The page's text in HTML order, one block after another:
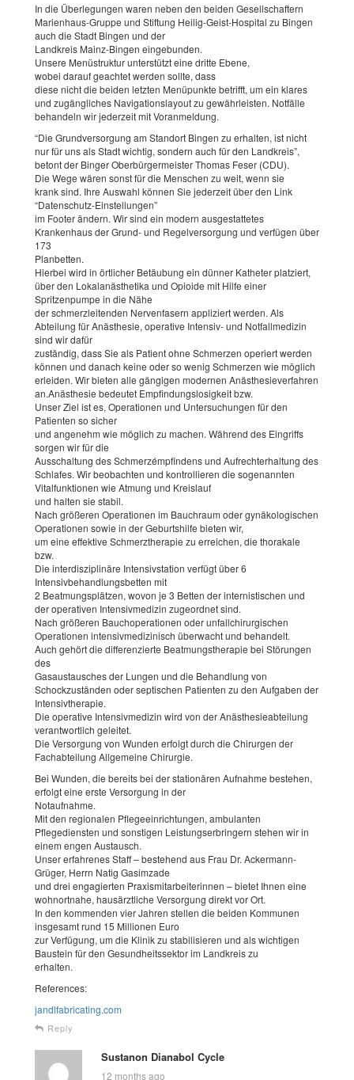
In die Überlegungen waren neben den beiden Gesellschaftern
Marienhaus-Gruppe und Stiftung Heilig-Geist-Hospital zu Bingen
auch die Stadt Bingen und der
Landkreis Mainz-Bingen eingebunden.
Unsere Menüstruktur unterstützt eine dritte Ebene,
wobei darauf geachtet werden sollte, dass
diese nicht die beiden letzten Menüpunkte betrifft, um ein klares
und zugängliches Navigationslayout zu gewährleisten. Notfälle
behandeln wir jederzeit mit Voranmeldung.
“Die Grundversorgung am Standort Bingen zu erhalten, ist nicht
nur für uns als Stadt wichtig, sondern auch für den Landkreis”,
betont der Binger Oberbürgermeister Thomas Feser (CDU).
Die Wege wären sonst für die Menschen zu weit, wenn sie
krank sind. Ihre Auswahl können Sie jederzeit über den Link
“Datenschutz-Einstellungen”
im Footer ändern. Wir sind ein modern ausgestattetes
Krankenhaus der Grund- und Regelversorgung und verfügen über
173
Planbetten.
Hierbei wird in örtlicher Betäubung ein dünner Katheter platziert,
über den Lokalanästhetika und Opioide mit Hilfe einer
Spritzenpumpe in die Nähe
der schmerzleitenden Nervenfasern appliziert werden. Als
Abteilung für Anästhesie, operative Intensiv- und Notfallmedizin
sind wir dafür
zuständig, dass Sie als Patient ohne Schmerzen operiert werden
können und danach keine oder so wenig Schmerzen wie möglich
erleiden. Wir bieten alle gängigen modernen Anästhesieverfahren
an.Anästhesie bedeutet Empfindungslosigkeit bzw.
Unser Ziel ist es, Operationen und Untersuchungen für den
Patienten so sicher
und angenehm wie möglich zu machen. Während des Eingriffs
sorgen wir für die
Ausschaltung des Schmerzémpfindens und Aufrechterhaltung des
Schlafes. Wir beobachten und kontrollieren die sogenannten
Vitalfunktionen wie Atmung und Kreislauf
und halten sie stabil.
Nach größeren Operationen im Bauchraum oder gynäkologischen
Operationen sowie in der Geburtshilfe bieten wir,
um eine effektive Schmerztherapie zu erreichen, die thorakale
bzw.
Die interdisziplinäre Intensivstation verfügt über 6
Intensivbehandlungsbetten mit
2 Beatmungsplätzen, wovon je 3 Betten der internistischen und
der operativen Intensivmedizin zugeordnet sind.
Nach größeren Bauchoperationen oder unfallchirurgischen
Operationen intensivmedizinisch überwacht und behandelt.
Auch gehört die differenzierte Beatmungstherapie bei Störungen
des
Gasaustausches der Lungen und die Behandlung von
Schockzuständen oder septischen Patienten zu den Aufgaben der
Intensivtherapie.
Die operative Intensivmedizin wird von der Anästhesieabteilung
verantwortlich geleitet.
Die Versorgung von Wunden erfolgt durch die Chirurgen der
Fachabteilung Allgemeine Chirurgie.
Bei Wunden, die bereits bei der stationären Aufnahme bestehen,
erfolgt eine erste Versorgung in der
Notaufnahme.
Mit den regionalen Pflegeeinrichtungen, ambulanten
Pflegediensten und sonstigen Leistungserbringern stehen wir in
einem engen Austausch.
Unser erfahrenes Staff – bestehend aus Frau Dr. Ackermann-
Grüger, Herrn Natig Gasimzade
und drei engagierten Praxismitarbeiterinnen – bietet Ihnen eine
wohnortnahe, hausärztliche Versorgung direkt vor Ort.
In den kommenden vier Jahren stellen die beiden Kommunen
insgesamt rund 15 Millionen Euro
zur Verfügung, um die Klinik zu stabilisieren und als wichtigen
Baustein für den Gesundheitssektor im Landkreis zu
erhalten.
References:
jandlfabricating.com
Reply
Sustanon Dianabol Cycle
12 months ago